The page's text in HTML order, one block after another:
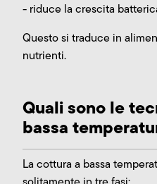
- riduce la crescita
Questo si traduce in
nutrienti.
Quali sono le
bassa
La cottura a bassa